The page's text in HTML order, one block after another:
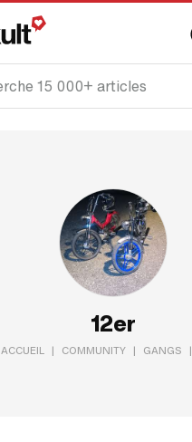
12er
ACCUEIL | COMMUNITY | GANGS |